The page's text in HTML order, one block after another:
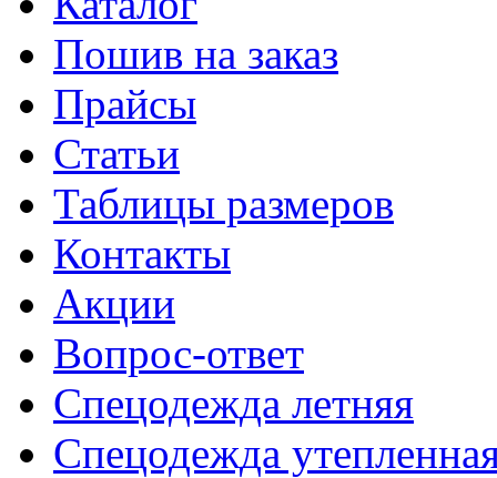
Пошив на заказ
Прайсы
Статьи
Таблицы размеров
Контакты
Акции
Вопрос-ответ
Спецодежда летняя
Спецодежда